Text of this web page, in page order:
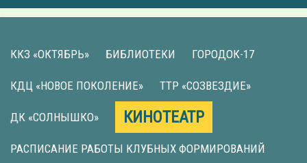
ККЗ «ОКТЯБРЬ» БИБЛИОТЕКИ ГОРОДОК-17
КДЦ «НОВОЕ ПОКОЛЕНИЕ» ТТР «СОЗВЕЗДИЕ»
ДК «СОЛНЫШКО» КИНОТЕАТР
РАСПИСАНИЕ РАБОТЫ КЛУБНЫХ ФОРМИРОВАНИЙ